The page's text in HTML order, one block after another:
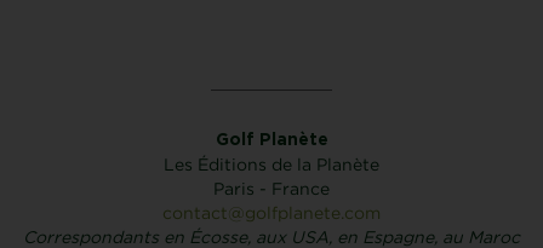
Golf Planète
Les Éditions de la Planète
Paris - France
contact@golfplanete.com
Correspondants en Écosse, aux USA, en Espagne, au Maroc